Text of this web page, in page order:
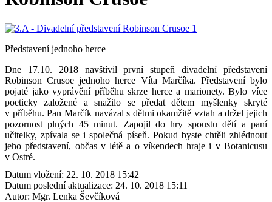
Představení jednoho herce
Dne 17.10. 2018 navštívil první stupeň divadelní představení
Robinson Crusoe jednoho herce Víta Marčíka. Představení bylo
pojaté jako vyprávění příběhu skrze herce a marionety. Bylo více
poeticky založené a snažilo se předat dětem myšlenky skryté
v příběhu. Pan Marčík navázal s dětmi okamžitě vztah a držel jejich
pozornost plných 45 minut. Zapojil do hry spoustu dětí a paní
učitelky, zpívala se i společná píseň. Pokud byste chtěli zhlédnout
jeho představení, občas v létě a o víkendech hraje i v Botanicusu
v Ostré.
Datum vložení: 22. 10. 2018 15:42
Datum poslední aktualizace: 24. 10. 2018 15:11
Autor: Mgr. Lenka Ševčíková